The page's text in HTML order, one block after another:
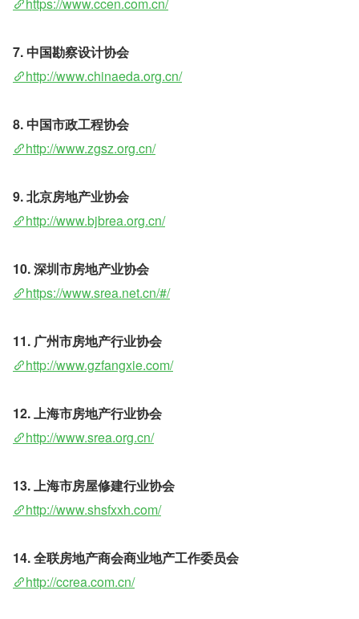
7. 中国勘察设计协会
http://www.chinaeda.org.cn/
8. 中国市政工程协会
http://www.zgsz.org.cn/
9. 北京房地产业协会
http://www.bjbrea.org.cn/
10. 深圳市房地产业协会
https://www.srea.net.cn/#/
11. 广州市房地产行业协会
http://www.gzfangxie.com/
12. 上海市房地产行业协会
http://www.srea.org.cn/
13. 上海市房屋修建行业协会
http://www.shsfxxh.com/
14. 全联房地产商会商业地产工作委员会
http://ccrea.com.cn/